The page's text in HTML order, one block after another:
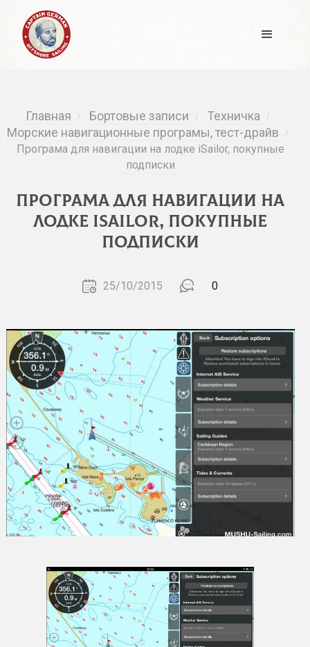
Главная / Бортовые записи / Техничка /
Морские навигационные програмы, тест-драйв /
Програма для навигации на лодке iSailor, покупные
подписки
Програма для навигации на
лодке iSailor, покупные
подписки
25/10/2015 0